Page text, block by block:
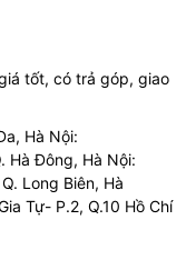
tốt, có trả góp, giao
Hà Nội:
Hà Đông, Hà Nội:
Long Biên, Hà
Tự- P.2, Q.10 Hồ Chí